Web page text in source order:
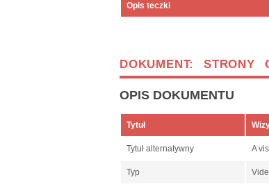
Opis teczki
DOKUMENT: STRONY
OPIS DOKUMENTU
Tytuł
Tytuł alternatywny A
Typ